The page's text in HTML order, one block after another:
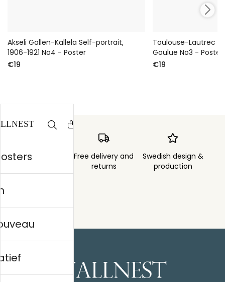
Akseli Gallen-Kallela Self-portrait,
1906-1921 No4 - Poster
€19
Toulouse-Lautrec
Goulue No3 - Poster
€19
Order sent within
Free delivery and
returns
Swedish design &
production